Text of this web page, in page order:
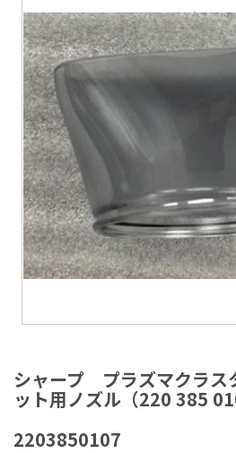
シャープ プラズマクラ
ット用ノズル（220 385
2203850107
ー
ジ
ギ
ャ
ラ
リ
ー
の
最
後
に
移
動
す
る
メ
ー
ジ
ャ